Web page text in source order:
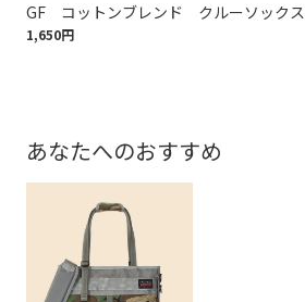
GF コットンブレンド クルーソックス
1,650円
あなたへのおすすめ